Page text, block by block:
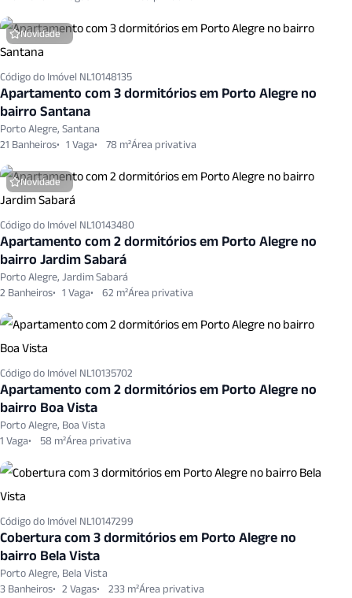
Novidade
Código do Imóvel NL10148135
Apartamento com 3 dormitórios em Porto Alegre no
bairro Santana
Porto Alegre, Santana
21 Banheiros
1 Vaga 78 m²
Novidade
Código do Imóvel NL10143480
Apartamento com 2 dormitórios em Porto Alegre no
bairro Jardim Sabará
Porto Alegre, Jardim Sabará
2 Banheiros
1 Vaga 62 m²
Código do Imóvel NL10135702
Apartamento com 2 dormitórios em Porto Alegre no
bairro Boa Vista
Porto Alegre, Boa Vista
1 Vaga
58 m²
Código do Imóvel NL10147299
Cobertura com 3 dormitórios em Porto Alegre no
bairro Bela Vista
Porto Alegre, Bela Vista
3 Banheiros
2 Vagas 233 m²